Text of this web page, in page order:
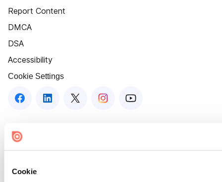
Cookie
Report Content
DMCA
DSA
Accessibility
Cookie Settings